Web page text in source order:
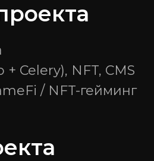
Celery), NFT, CMS
/ NFT-гейминг
«Гратио».
обеспечения»